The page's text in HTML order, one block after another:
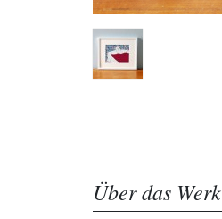
Über das Werk